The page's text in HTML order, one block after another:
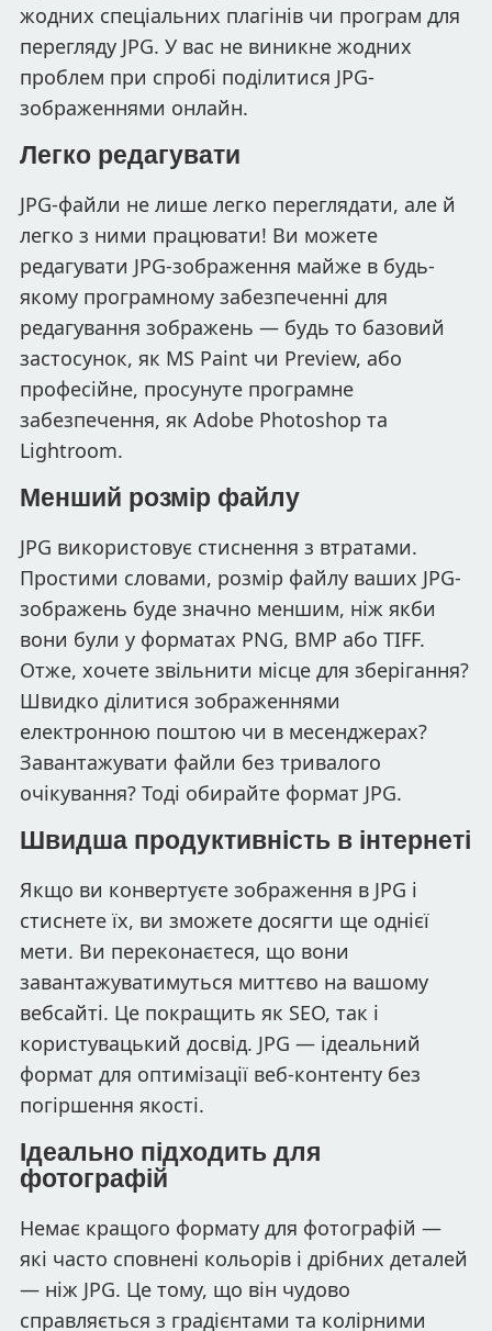
жодних спеціальних плагінів чи програм для
перегляду JPG. У вас не виникне жодних
проблем при спробі поділитися JPG-
зображеннями онлайн.
Легко редагувати
JPG-файли не лише легко переглядати, але й
легко з ними працювати! Ви можете
редагувати JPG-зображення майже в будь-
якому програмному забезпеченні для
редагування зображень — будь то базовий
застосунок, як MS Paint чи Preview, або
професійне, просунуте програмне
забезпечення, як Adobe Photoshop та
Lightroom.
Менший розмір файлу
JPG використовує стиснення з втратами.
Простими словами, розмір файлу ваших JPG-
зображень буде значно меншим, ніж якби
вони були у форматах PNG, BMP або TIFF.
Отже, хочете звільнити місце для зберігання?
Швидко ділитися зображеннями
електронною поштою чи в месенджерах?
Завантажувати файли без тривалого
очікування? Тоді обирайте формат JPG.
Швидша продуктивність в інтернеті
Якщо ви конвертуєте зображення в JPG і
стиснете їх, ви зможете досягти ще однієї
мети. Ви переконаєтеся, що вони
завантажуватимуться миттєво на вашому
вебсайті. Це покращить як SEO, так і
користувацький досвід. JPG — ідеальний
формат для оптимізації веб-контенту без
погіршення якості.
Ідеально підходить для
фотографій
Немає кращого формату для фотографій —
які часто сповнені кольорів і дрібних деталей
— ніж JPG. Це тому, що він чудово
справляється з градієнтами та колірними